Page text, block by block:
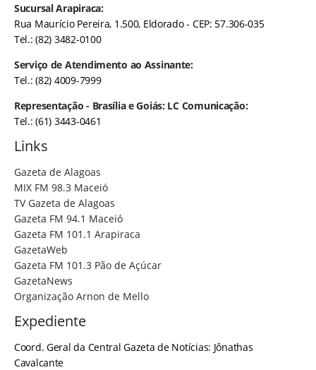
Sucursal Arapiraca:
Rua Maurício Pereira, 1.500, Eldorado - CEP: 57.306-035
Tel.: (82) 3482-0100
Serviço de Atendimento ao Assinante:
Tel.: (82) 4009-7999
Representação - Brasília e Goiás: LC Comunicação:
Tel.: (61) 3443-0461
Links
Gazeta de Alagoas
MIX FM 98.3 Maceió
TV Gazeta de Alagoas
Gazeta FM 94.1 Maceió
Gazeta FM 101.1 Arapiraca
GazetaWeb
Gazeta FM 101.3 Pão de Açúcar
GazetaNews
Organização Arnon de Mello
Expediente
Coord. Geral da Central Gazeta de Notícias: Jônathas
Cavalcante